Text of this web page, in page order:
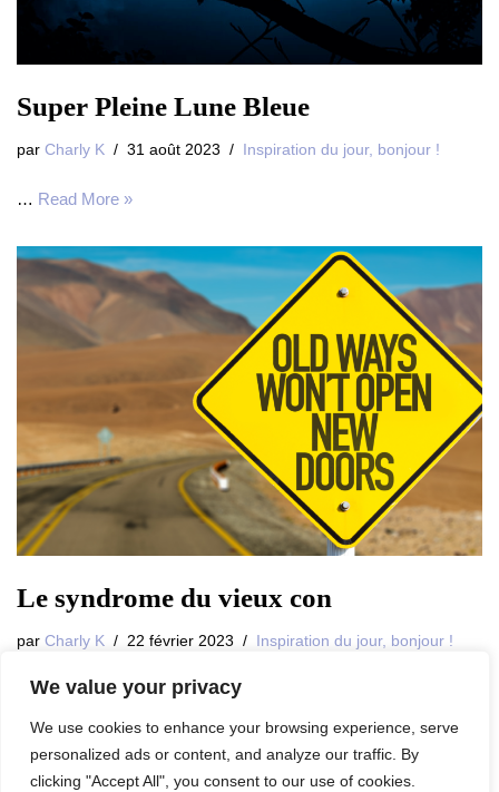
We value your privacy
We use cookies to enhance your browsing experience, serve
personalized ads or content, and analyze our traffic. By
clicking "Accept All", you consent to our use of cookies.
Super Pleine Lune Bleue
par Charly K 31 août 2023 Inspiration du jour, bonjour !
… Read More »
Le syndrome du vieux con
par Charly K 22 février 2023 Inspiration du jour, bonjour !
…Read More »